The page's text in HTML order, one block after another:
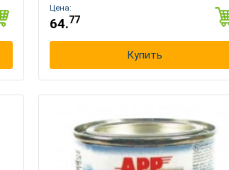
Цена:
64.77
Купить